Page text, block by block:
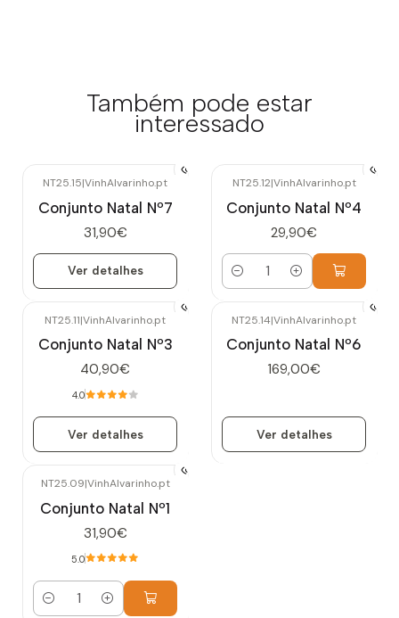
Também pode estar
interessado
NT25.15|VinhAlvarinho.pt
Conjunto Natal Nº7
31,90€
Ver detalhes
NT25.12|VinhAlvarinho.pt
Conjunto Natal Nº4
29,90€
Quantidade
NT25.11|VinhAlvarinho.pt
Conjunto Natal Nº3
40,90€
4.0
Ver detalhes
NT25.14|VinhAlvarinho.pt
Conjunto Natal Nº6
169,00€
Ver detalhes
NT25.09|VinhAlvarinho.pt
Conjunto Natal Nº1
31,90€
5.0
Quantidade